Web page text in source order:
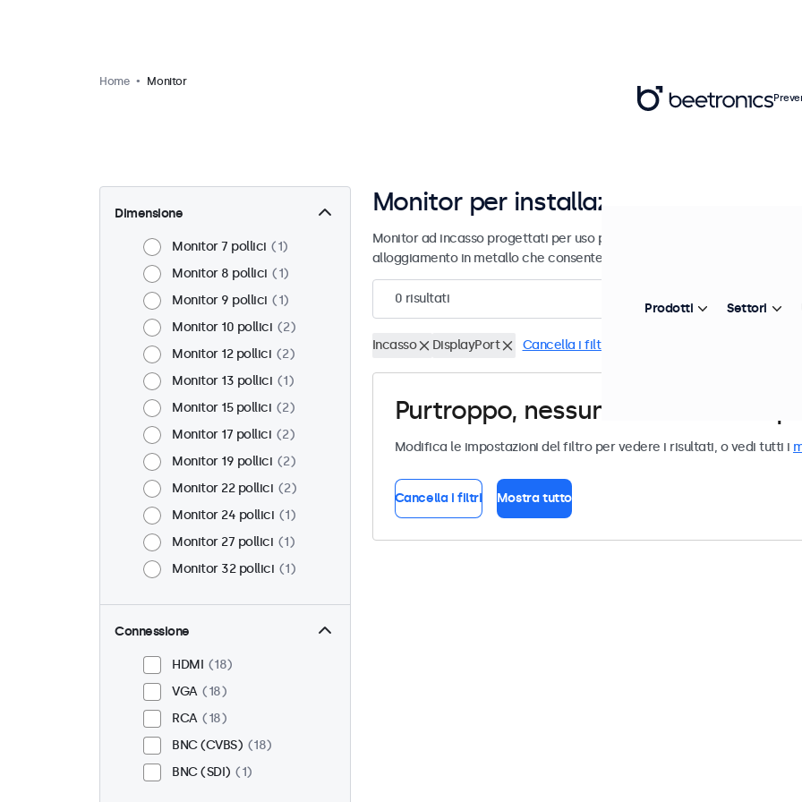
Home Monitor
Dimensione
Monitor 7 pollici
1
Monitor 8 pollici
1
Monitor 9 pollici
1
Monitor 10 pollici
2
Monitor 12 pollici
2
Monitor 13 pollici
1
Monitor 15 pollici
2
Monitor 17 pollici
2
Monitor 19 pollici
2
Monitor 22 pollici
2
Monitor 24 pollici
1
Monitor 27 pollici
1
Monitor 32 pollici
1
Connessione
HDMI
18
VGA
18
RCA
18
BNC (CVBS)
18
BNC (SDI)
1
Monitor per installazione e
Monitor ad incasso progettati per uso professionale e uso continuativo.
alloggiamento in metallo che consente loro di integrarsi perfettamente
0 risultati
Incasso DisplayPort Cancella i filtri
Purtroppo, nessun monitor
Modifica le impostazioni del filtro per vedere i risultati, o vedi tutti i
Cancella i filtri Mostra tutto
Prodotti Settori